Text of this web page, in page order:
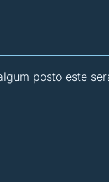
posto este